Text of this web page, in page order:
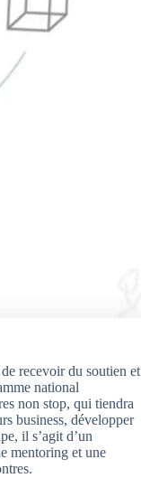
recevoir du soutien et
national
non stop, qui tiendra
business, développer
il s’agit d’un
mentoring et une